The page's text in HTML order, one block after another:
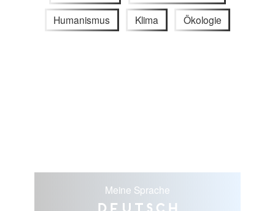
Humanismus Klima Ökologie
Meine Sprache
Deutsch